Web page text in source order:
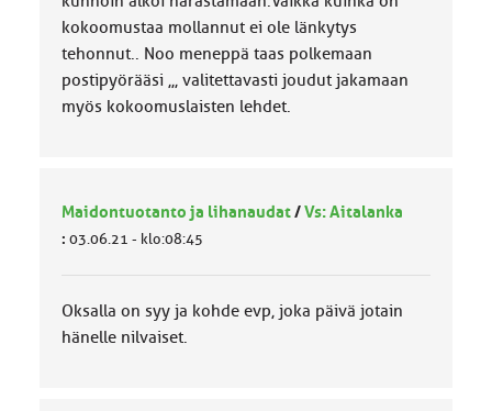
kokoomustaa mollannut ei ole länkytys
tehonnut.. Noo meneppä taas polkemaan
postipyörääsi ,,, valitettavasti joudut jakamaan
myös kokoomuslaisten lehdet.
Maidontuotanto ja lihanaudat/Vs: Aitalanka
: 03.06.21 - klo:08:45
Oksalla on syy ja kohde evp, joka päivä jotain
hänelle nilvaiset.